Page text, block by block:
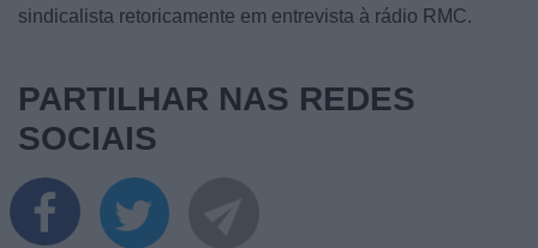
sindicalista retoricamente em entrevista à rádio RMC.
PARTILHAR NAS REDES
SOCIAIS